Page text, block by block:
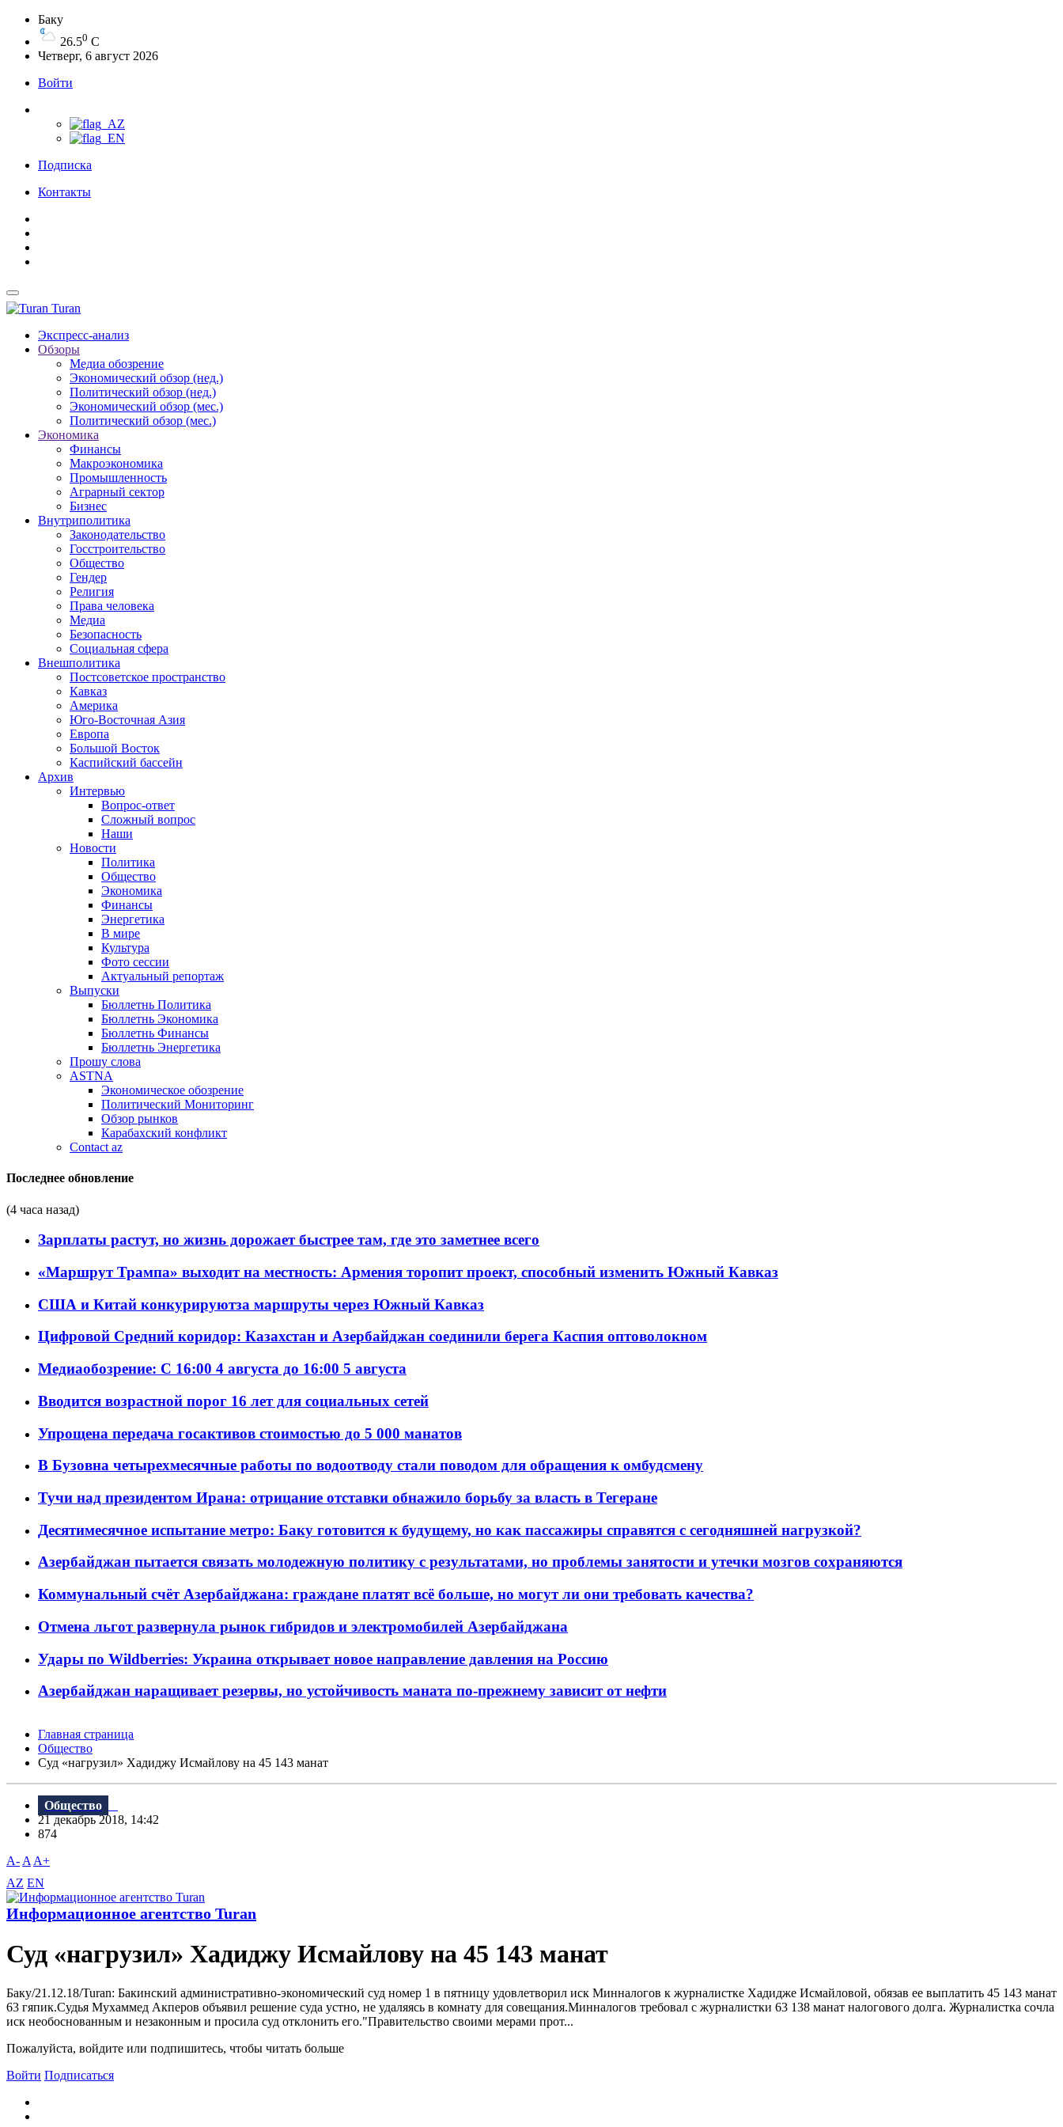
Баку
26.50 C
Четверг, 6 август 2026
Войти
Подписка
Контакты
Turan
Экспресс-анализ
Обзоры
Медиа обозрение
Экономический обзор (нед.)
Политический обзор (нед.)
Экономический обзор (мес.)
Политический обзор (мес.)
Экономика
Финансы
Макроэкономика
Промышленность
Аграрный сектор
Бизнес
Внутриполитика
Законодательство
Госстроительство
Общество
Гендер
Религия
Права человека
Медиа
Безопасность
Социальная сфера
Внешполитика
Постсоветское пространство
Кавказ
Америка
Юго-Восточная Азия
Европа
Большой Восток
Каспийский бассейн
Архив
Интервью
Вопрос-ответ
Сложный вопрос
Наши
Новости
Политика
Общество
Экономика
Финансы
Энергетика
В мире
Культура
Фото сессии
Актуальный репортаж
Выпуски
Бюллетнь Политика
Бюллетнь Экономика
Бюллетнь Финансы
Бюллетнь Энергетика
Прошу слова
ASTNA
Экономическое обозрение
Политический Мониторинг
Обзор рынков
Карабахский конфликт
Contact az
Последнее обновление
(4 часа назад)
Зарплаты растут, но жизнь дорожает быстрее там, где это заметнее всего
«Маршрут Трампа» выходит на местность: Армения торопит проект, способный изменить Южный Кавказ
США и Китай конкурируютза маршруты через Южный Кавказ
Цифровой Средний коридор: Казахстан и Азербайджан соединили берега Каспия оптоволокном
Медиаобозрение: С 16:00 4 августа до 16:00 5 августа
Вводится возрастной порог 16 лет для социальных сетей
Упрощена передача госактивов стоимостью до 5 000 манатов
В Бузовна четырехмесячные работы по водоотводу стали поводом для обращения к омбудсмену
Тучи над президентом Ирана: отрицание отставки обнажило борьбу за власть в Тегеране
Десятимесячное испытание метро: Баку готовится к будущему, но как пассажиры справятся с сегодняшней нагрузкой?
Азербайджан пытается связать молодежную политику с результатами, но проблемы занятости и утечки мозгов сохраняются
Коммунальный счёт Азербайджана: граждане платят всё больше, но могут ли они требовать качества?
Отмена льгот развернула рынок гибридов и электромобилей Азербайджана
Удары по Wildberries: Украина открывает новое направление давления на Россию
Азербайджан наращивает резервы, но устойчивость маната по-прежнему зависит от нефти
Главная страница
Общество
Суд «нагрузил» Хадиджу Исмайлову на 45 143 манат
Общество
21 декабрь 2018, 14:42
874
A- A A+
AZ EN
Информационное агентство Turan
Суд «нагрузил» Хадиджу Исмайлову на 45 143 манат
Баку/21.12.18/Turan: Бакинский административно-экономический суд номер 1 в пятницу удовлетворил иск Минналогов к журналистке Хадидже Исмайловой, обязав ее выплатить 45 143 манат
63 гяпик.Судья Мухаммед Акперов объявил решение суда устно, не удаляясь в комнату для совещания.Минналогов требовал с журналистки 63 138 манат налогового долга. Журналистка сочла
иск необоснованным и незаконным и просила суд отклонить его."Правительство своими мерами прот...
Пожалуйста, войдите или подпишитесь, чтобы читать больше
Войти Подписаться